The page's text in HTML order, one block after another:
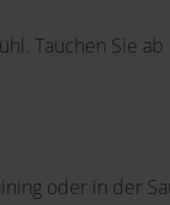
Tauchen Sie ab
oder in der